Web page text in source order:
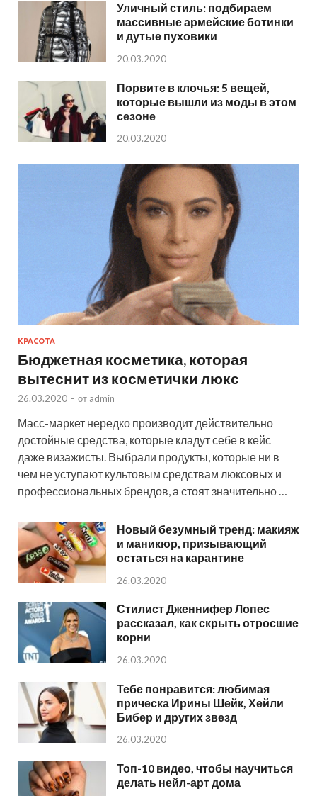
Уличный стиль: подбираем
массивные армейские ботинки
и дутые пуховики
20.03.2020
Порвите в клочья: 5 вещей,
которые вышли из моды в этом
сезоне
20.03.2020
КРАСОТА
Бюджетная косметика, которая
вытеснит из косметички люкс
26.03.2020 - от admin
Масс-маркет нередко производит действительно
достойные средства, которые кладут себе в кейс
даже визажисты. Выбрали продукты, которые ни в
чем не уступают культовым средствам люксовых и
профессиональных брендов, а стоят значительно …
Новый безумный тренд: макияж
и маникюр, призывающий
остаться на карантине
26.03.2020
Стилист Дженнифер Лопес
рассказал, как скрыть отросшие
корни
26.03.2020
Тебе понравится: любимая
прическа Ирины Шейк, Хейли
Бибер и других звезд
26.03.2020
Топ-10 видео, чтобы научиться
делать нейл-арт дома